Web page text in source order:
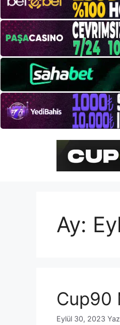
Ay:
Cup90
Eylül 30, 2023